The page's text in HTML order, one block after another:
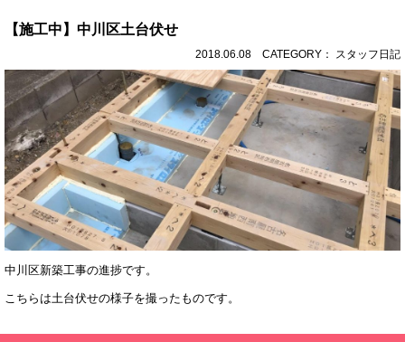
【施工中】中川区土台伏せ
2018.06.08 CATEGORY： スタッフ日記
中川区新築工事の進捗です。
こちらは土台伏せの様子を撮ったものです。